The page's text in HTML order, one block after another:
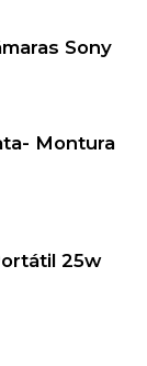
Sony
Montura
25w